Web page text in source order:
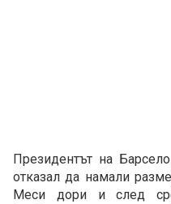
Президентът на
отказал да намали
Меси дори и след